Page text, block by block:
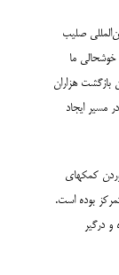
صلیب
ما
هزاران
مسیر ایجاد
کمکهای
بوده است.
درگیر